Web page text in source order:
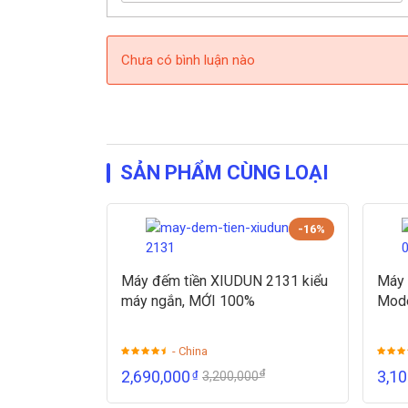
Chưa có bình luận nào
SẢN PHẨM CÙNG LOẠI
-16%
Máy đếm tiền XIUDUN 2131 kiểu
máy ngắn, MỚI 100%
- China
2,690,000₫ 3,200,000₫
Máy